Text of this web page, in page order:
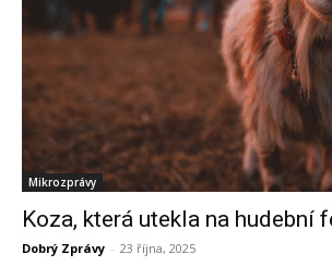
Mikrozprávy
Koza, která utekla na hudební
Dobrý Zprávy - 23 října, 2025